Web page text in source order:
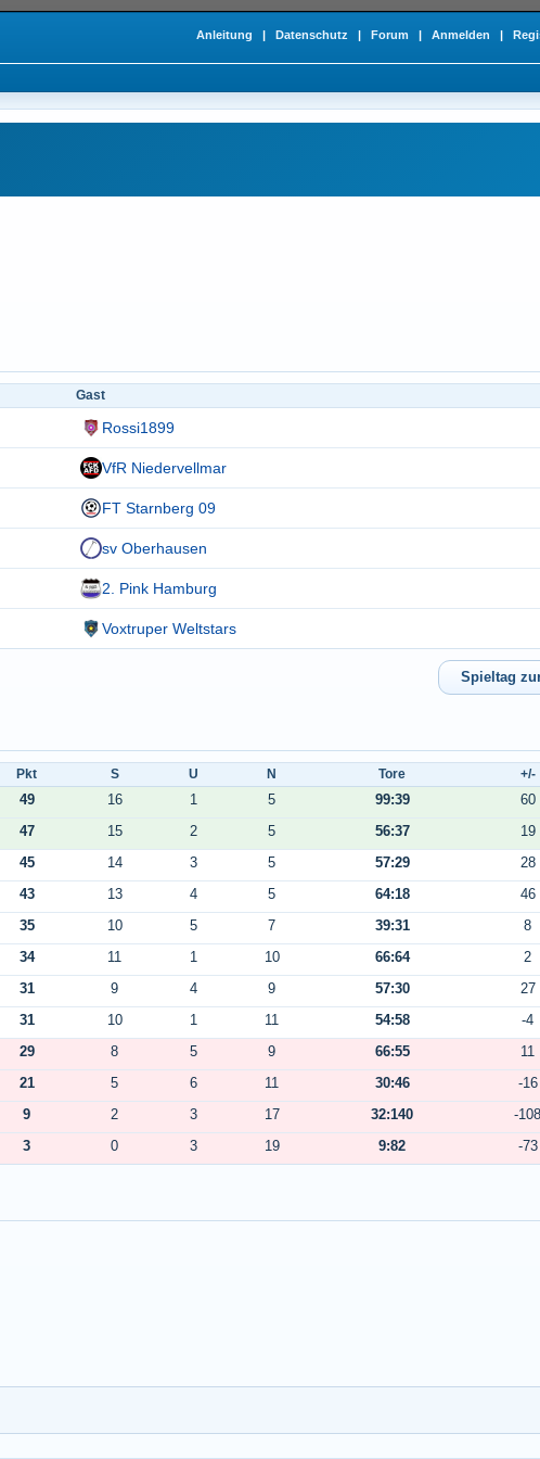
Anleitung | Datenschutz | Forum | Anmelden |
Gast
Rossi1899
VfR Niedervellmar
FT Starnberg 09
sv Oberhausen
2. Pink Hamburg
Voxtruper Weltstars
Pkt S U N Tore +/-
49 16 1 5 99:39
60
47 15 2 5 56:37
19
45 14 3 5 57:29
28
43 13 4 5 64:18
46
35 10 5 7 39:31
8
34 11 1 10 66:64
2
31 9 4 9 57:30
27
31 10 1 11 54:58
-4
29 8 5 9 66:55
11
21 5 6 11 30:46
-16
9 2 3 17 32:140
-108
3 0 3 19 9:82 -73